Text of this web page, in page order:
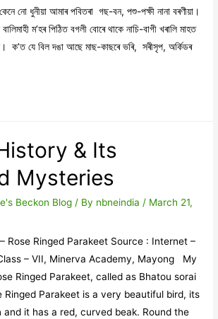
নো ধুনীয়া আমাৰ পবিতৰা গছ-বন, পশু-পক্ষী নানা বৰণীয়া।
ম’হৰ পিঠিত বগলী বোৰে থাকে নাচি-বাগী খৰালি মাহত
ক’ত যে বিল দঙা আছে মাছ-কাছৰে ভৰি, সৰীসৃপ, অৰ্কিডৰ
& Its
Mysteries
Beckon Blog / By nbneindia / March 21,
Rose Ringed Parakeet Source : Internet –
– VII, Minerva Academy, Mayong My
Ringed Parakeet, called as Bhatou sorai
Ringed Parakeet is a very beautiful bird, its
it has a red, curved beak. Round the